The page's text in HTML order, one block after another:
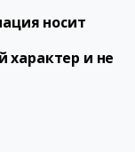
носит
и не